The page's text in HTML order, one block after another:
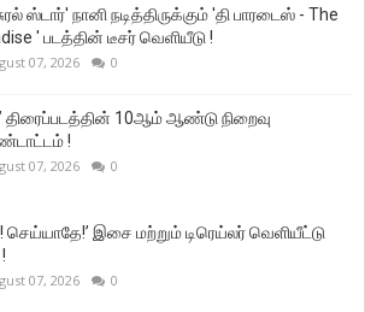
ஸ்டார்' நானி நடித்திருக்கும் 'தி பாரடைஸ் - The
' படத்தின் டீசர் வெளியீடு !
07, 2026 0
திரைப்படத்தின் 10ஆம் ஆண்டு நிறைவு
!
07, 2026 0
இசை மற்றும் டிரெய்லர் வெளியீட்டு
07, 2026 0